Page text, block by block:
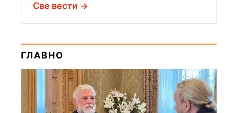
Све вести
ГЛАВНО